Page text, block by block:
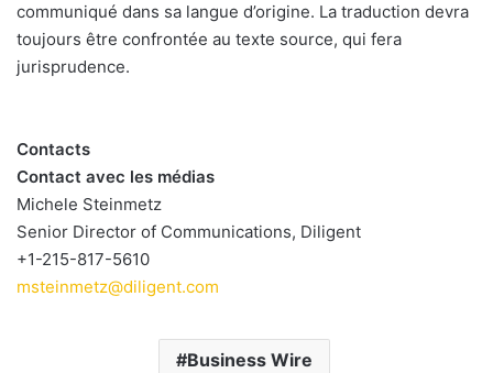
communiqué dans sa langue d’origine. La traduction devra
toujours être confrontée au texte source, qui fera
jurisprudence.
Contacts
Contact avec les médias
Michele Steinmetz
Senior Director of Communications, Diligent
+1-215-817-5610
msteinmetz@diligent.com
Business Wire